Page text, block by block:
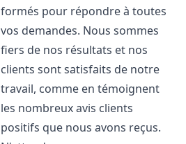
formés pour répondre à toutes
vos demandes. Nous sommes
fiers de nos résultats et nos
clients sont satisfaits de notre
travail, comme en témoignent
les nombreux avis clients
positifs que nous avons reçus.